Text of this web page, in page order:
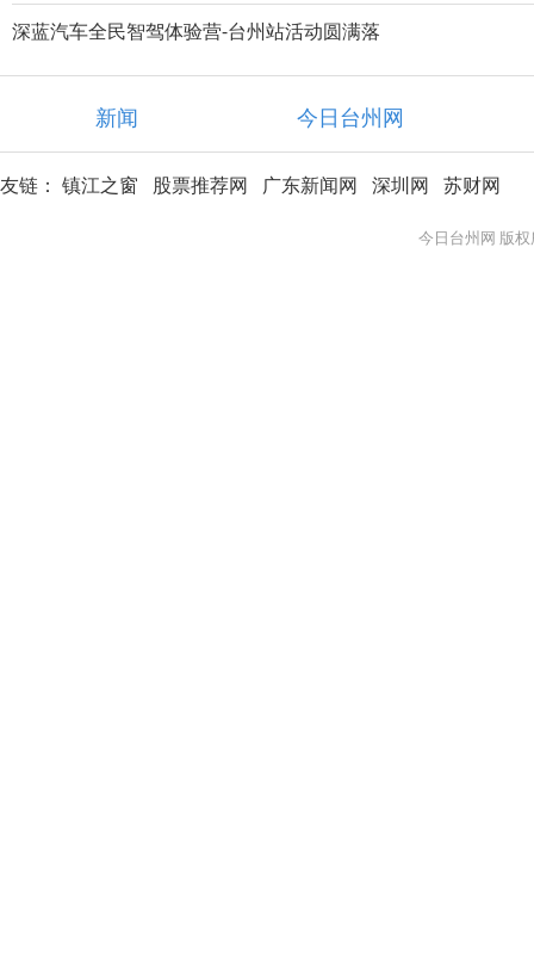
深蓝汽车全民智驾体验营-台州站活动圆满落
新闻 今日台州网
友链： 镇江之窗 股票推荐网 广东新闻网 深圳网 苏财网
今日台州网 版